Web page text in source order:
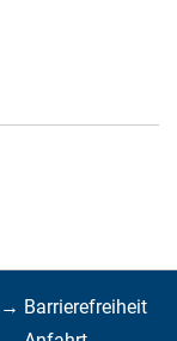
→ Barrierefreiheit